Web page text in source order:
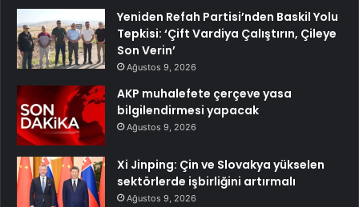
Yeniden Refah Partisi’nden Baskil Yolu
Tepkisi: ‘Çift Vardiya Çalıştırın, Çileye
Son Verin’
Ağustos 9, 2026
AKP muhalefete çerçeve yasa
bilgilendirmesi yapacak
Ağustos 9, 2026
Xi Jinping: Çin ve Slovakya yükselen
sektörlerde işbirliğini artırmalı
Ağustos 9, 2026